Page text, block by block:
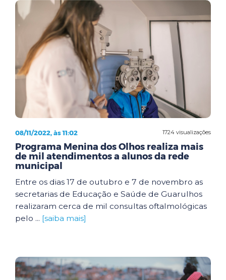
1724 visualizações
08/11/2022, às 11:02
Programa Menina dos Olhos realiza mais
de mil atendimentos a alunos da rede
municipal
Entre os dias 17 de outubro e 7 de novembro as
secretarias de Educação e Saúde de Guarulhos
realizaram cerca de mil consultas oftalmológicas
pelo ... [saiba mais]